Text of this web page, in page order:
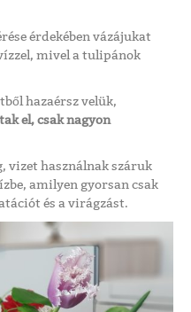
érdekében vázájukat
mivel a tulipánok
hazaérsz velük,
el, csak nagyon
használnak száruk
amilyen gyorsan csak
és a virágzást.